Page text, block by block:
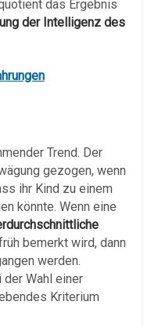
das Ergebnis
der Intelligenz des
Trend. Der
gezogen, wenn
ihr Kind zu einem
könnte. Wenn eine
bemerkt wird, dann
werden.
Wahl einer
Kriterium